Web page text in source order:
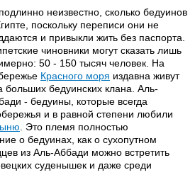
неизвестно, сколько бедуинов
поскольку переписи они не
и привыкли жить без паспорта.
чиновники могут сказать лишь
50 - 150 тысяч человек. На
Красного моря издавна живут
больших бедуинских клана. Аль-
- бедуины, которые всегда
и в равной степени любили
. Это племя полностью
о бедуинах, как о сухопутном
из Аль-Аббади можно встретить
суденышек и даже среди